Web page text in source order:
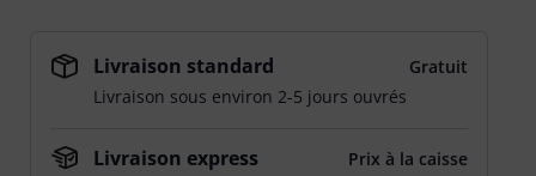
Livraison standard
Gratuit
Livraison sous environ 2-5 jours ouvrés
Livraison express
Prix à la caisse